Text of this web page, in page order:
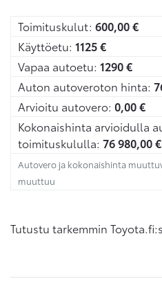
Toimituskulut: 600,00€
Käyttöetu: 1125€
Vapaa autoetu: 1290€
Auton autoveroton hinta:
Arvioitu autovero: 0,00€
Kokonaishinta arvioidulla
toimituskululla: 76 980,00€
Autovero ja kokonaishinta
muuttuu
Tutustu tarkemmin